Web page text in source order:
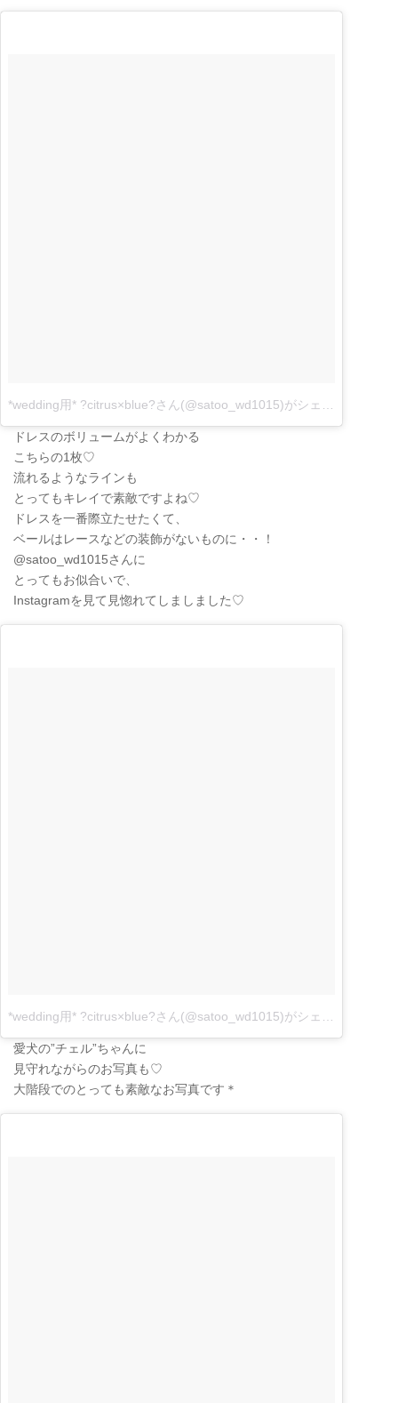
*wedding用* ?citrus×blue?さん(@satoo_wd1015)がシェアした投稿
ドレスのボリュームがよくわかる
こちらの1枚♡
流れるようなラインも
とってもキレイで素敵ですよね♡
ドレスを一番際立たせたくて、
ベールはレースなどの装飾がないものに・・！
@satoo_wd1015さんに
とってもお似合いで、
Instagramを見て見惚れてしましました♡
*wedding用* ?citrus×blue?さん(@satoo_wd1015)がシェアした投稿
愛犬の”チェル”ちゃんに
見守れながらのお写真も♡
大階段でのとっても素敵なお写真です＊